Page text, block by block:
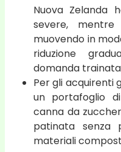
Nuova Zelanda
severe,
muovendo in
riduzione
domanda
Per gli acquirenti
un portafoglio
canna da
patinata senza
materiali